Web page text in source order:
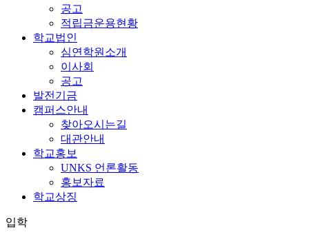
공고
적립금운용현황
학교법인
심연학원소개
이사회
공고
발전기금
캠퍼스안내
찾아오시는길
대관안내
학교홍보
UNKS 언론활동
홍보자료
학교상징
입학